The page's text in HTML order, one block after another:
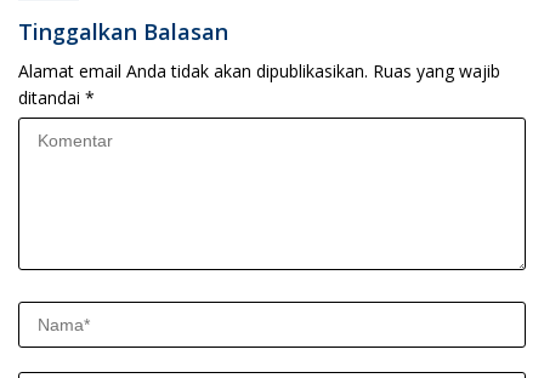
Tinggalkan Balasan
Alamat email Anda tidak akan dipublikasikan. Ruas yang wajib
ditandai *